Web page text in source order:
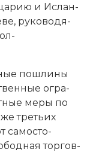
и Ис­лан­
ру­ко­во­дя­
по­шли­ны
ог­ра­
ме­ры по
треть­их
са­мо­сто­
тор­гов­